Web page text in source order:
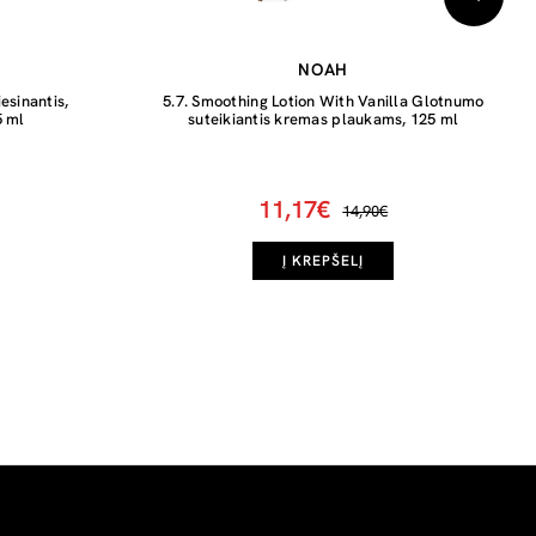
ml
NOAH
5.7. Smoothing Lotion With Vanilla Glotnumo
suteikiantis kremas plaukams, 125 ml
11,17€ 14,90€
Į KREPŠELĮ